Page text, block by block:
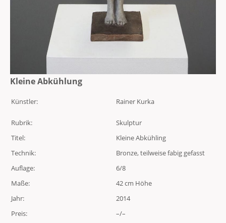
Kleine Abkühlung
Künstler: Rainer Kurka
Rubrik:
Skulptur
Titel:
Kleine Abkühling
Technik:
Bronze, teilweise fabig gefasst
Auflage:
6/8
Maße:
42 cm Höhe
Jahr:
2014
Preis:
–/–